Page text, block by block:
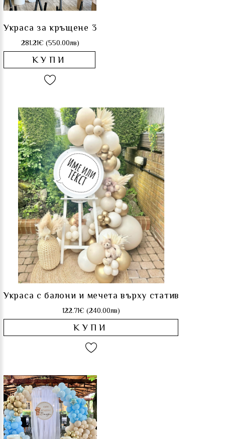
Украса за кръщене 3
281.21€ (550.00лв)
КУПИ
Украса с балони и мечета върху статив
122.71€ (240.00лв)
КУПИ